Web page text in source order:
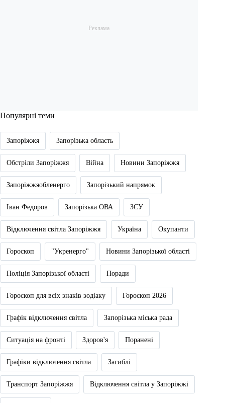
Популярні теми
Запоріжжя Запорізька область
Обстріли Запоріжжя Війна Новини Запоріжжя
Запоріжжяобленерго Запорізький напрямок
Іван Федоров Запорізька ОВА ЗСУ
Відключення світла Запоріжжя Україна Окупанти
Гороскоп "Укренерго" Новини Запорізької області
Поліція Запорізької області Поради
Гороскоп для всіх знаків зодіаку Гороскоп 2026
Графік відключення світла Запорізька міська рада
Ситуація на фронті Здоров'я Поранені
Графіки відключення світла Загиблі
Транспорт Запоріжжя Відключення світла у Запоріжжі